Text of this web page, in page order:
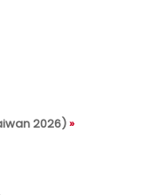
2026)